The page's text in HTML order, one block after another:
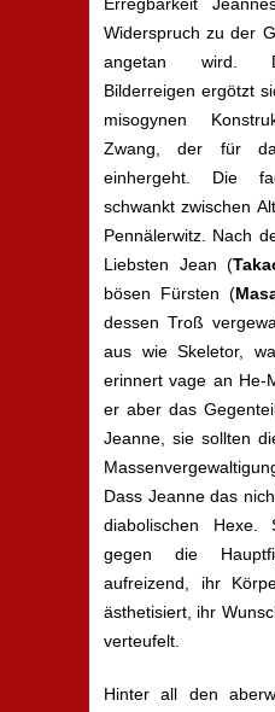
Widerspruch zu der
angetan wird.
Bilderreigen ergötzt
misogynen
Zwang, der für
einhergeht. Die
schwankt zwischen
Pennälerwitz. Nach
Liebsten Jean (
bösen Fürsten (
dessen Troß
aus wie Skeletor,
erinnert vage an He-
er aber das
Jeanne, sie sollten
Dass Jeanne das
diabolischen Hexe.
gegen die
aufreizend, ihr
ästhetisiert, ihr
verteufelt.
Hinter all den